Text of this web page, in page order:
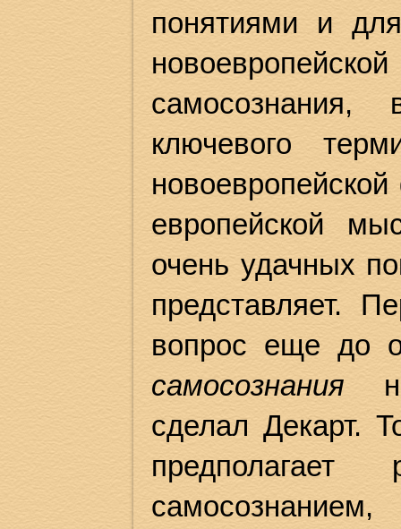
понятиями и
ключевого
европейской
очень удачных
представляет.
вопрос еще до
самосознания
сделал Декарт.